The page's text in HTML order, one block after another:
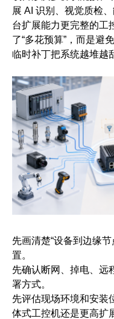
展 AI 识别、视觉质检
台扩展能力更完整的工
了“多花预算”，而是避
临时补丁把系统越堆越
先画清楚“设备到边缘
置。
先确认断网、掉电、远
署方式。
先评估现场环境和安装
体式工控机还是更高扩